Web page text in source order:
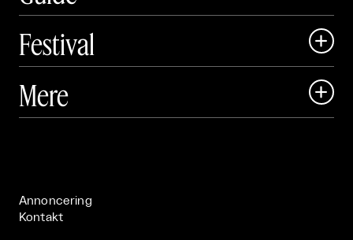
Festival

 Art Matter Festival
Mere 
Annoncering
Kontakt